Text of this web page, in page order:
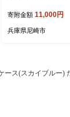
寄附金額 11,000円
兵庫県尼崎市
ス(スカイブルー)